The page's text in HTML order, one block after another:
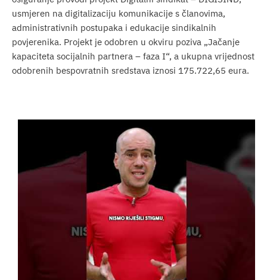
usmjeren na digitalizaciju komunikacije s članovima,
administrativnih postupaka i edukacije sindikalnih
povjerenika. Projekt je odobren u okviru poziva „Jačanje
kapaciteta socijalnih partnera – faza I“, a ukupna vrijednost
odobrenih bespovratnih sredstava iznosi 175.722,65 eura.